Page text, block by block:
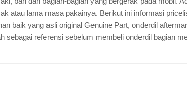
atau lama masa pakainya. Berikut ini informasi
baik yang asli original Genuine Part, onderdil
referensi sebelum membeli onderdil bagian